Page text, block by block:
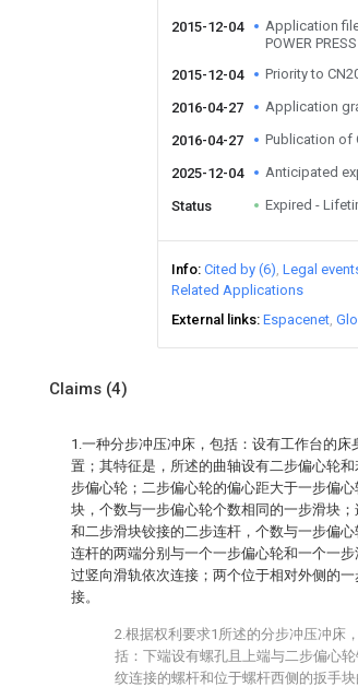
2015-12-04
Application
POWER
2015-12-04
Priority to
2016-04-27 Application
2016-04-27 Publication of
2025-12-04 Anticipated
Status Expired -
Info Cited by (6) Legal
Related Applications
External links Espacenet
Claims (4)
1.一种分步冲压冲床，包括：设有工作台的
置；其特征是，所述的曲轴设有二步偏心轮
步偏心轮；二步偏心轮的偏心距大于一步偏
块，个数与一步偏心轮个数相同的一步滑块
和二步滑块铰接的二步连杆，个数与一步偏
连杆的两端分别与一个一步偏心轮和一个一
过竖向滑轨依次连接；两个位于相对外侧的
接。
2.根据权利要求1所述的分步冲压冲床
括：下端设有螺孔且上端与二步偏心
纹连接的螺杆和位于螺杆西侧的扳手